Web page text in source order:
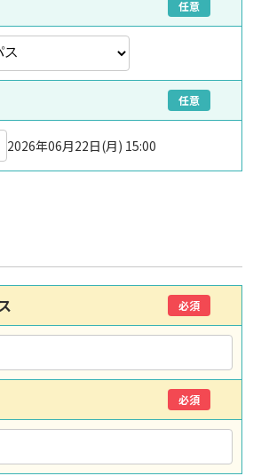
任意
任意
2026年06月22日(月) 15:00
必須
必須